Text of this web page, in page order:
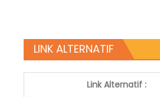
LINK ALTERNATIF
Link Alternatif :